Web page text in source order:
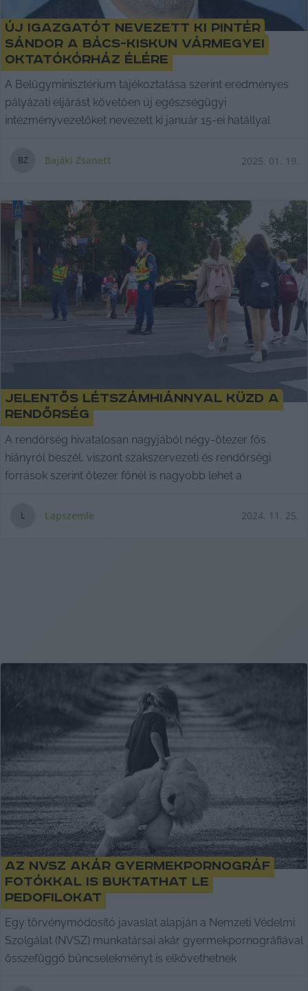
Új igazgatót nevezett ki Pintér
Sándor a Bács-Kiskun Vármegyei
Oktatókórház élére
A Belügyminisztérium tájékoztatása szerint eredményes
pályázati eljárást követően új egészségügyi
intézményvezetőket nevezett ki január 15-ei hatállyal
BZ Bajáki Zsanett 2025. 01. 19.
Jelentős létszámhiánnyal küzd a
rendőrség
A rendőrség hivatalosan nagyjából négy-ötezer fős
hiányról beszél, viszont szakszervezeti és rendőrségi
források szerint ötezer főnél is nagyobb lehet a
L Lapszemle 2024. 11. 25.
Az NVSZ akár gyermekpornográf
fotókkal is buktathat le
pedofilokat
Egy törvénymódosító javaslat alapján a Nemzeti Védelmi
Szolgálat (NVSZ) munkatársai akár gyermekpornográfiával
összefüggő bűncselekményt is elkövethetnek